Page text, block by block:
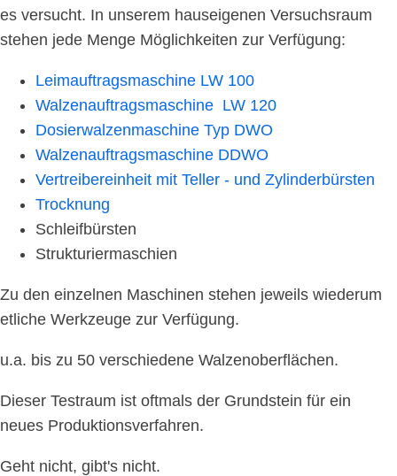
es versucht. In unserem hauseigenen Versuchsraum
stehen jede Menge Möglichkeiten zur Verfügung:
Leimauftragsmaschine LW 100
Walzenauftragsmaschine LW 120
Dosierwalzenmaschine Typ DWO
Walzenauftragsmaschine DDWO
Vertreibereinheit mit Teller - und Zylinderbürsten
Trocknung
Schleifbürsten
Strukturiermaschien
Zu den einzelnen Maschinen stehen jeweils wiederum
etliche Werkzeuge zur Verfügung.
u.a. bis zu 50 verschiedene Walzenoberflächen.
Dieser Testraum ist oftmals der Grundstein für ein
neues Produktionsverfahren.
Geht nicht, gibt's nicht.